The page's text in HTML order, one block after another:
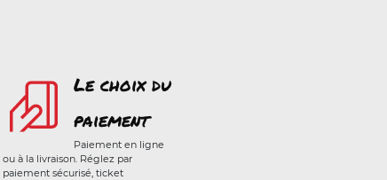
Le choix du
paiement
Paiement en ligne
ou à la livraison. Réglez par
paiement sécurisé, ticket